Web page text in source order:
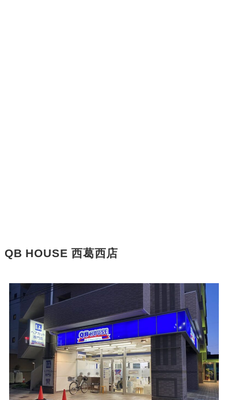
QB HOUSE 西葛西店